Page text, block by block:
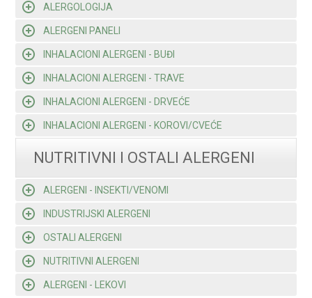
ALERGOLOGIJA
ALERGENI PANELI
INHALACIONI ALERGENI - BUĐI
INHALACIONI ALERGENI - TRAVE
INHALACIONI ALERGENI - DRVEĆE
INHALACIONI ALERGENI - KOROVI/CVEĆE
NUTRITIVNI I OSTALI ALERGENI
ALERGENI - INSEKTI/VENOMI
INDUSTRIJSKI ALERGENI
OSTALI ALERGENI
NUTRITIVNI ALERGENI
ALERGENI - LEKOVI